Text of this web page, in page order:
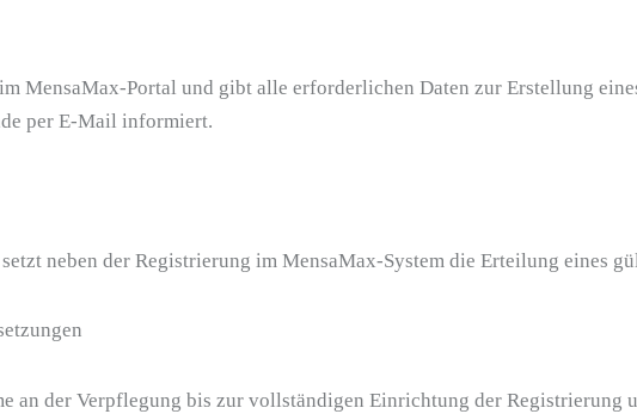
MensaMax-Portal und gibt alle erforderlichen Daten zur Erstellung
per E-Mail informiert.
neben der Registrierung im MensaMax-System die Erteilung eines
an der Verpflegung bis zur vollständigen Einrichtung der Registrierung